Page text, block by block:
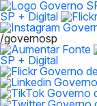
SP + Digital
/governosp
SP + Digital